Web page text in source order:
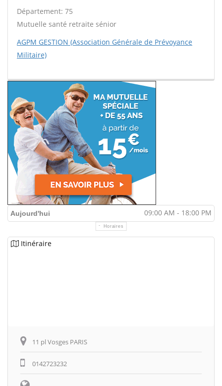
Département: 75
Mutuelle santé retraite sénior
AGPM GESTION (Association Générale de Prévoyance
Militaire)
Aujourd'hui 09:00 AM - 18:00 PM
Horaires
Itinéraire
11 pl Vosges PARIS
0142723232